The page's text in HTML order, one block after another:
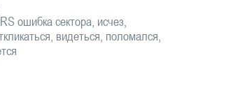
ошибка сектора, исчез,
видеться, поломался,